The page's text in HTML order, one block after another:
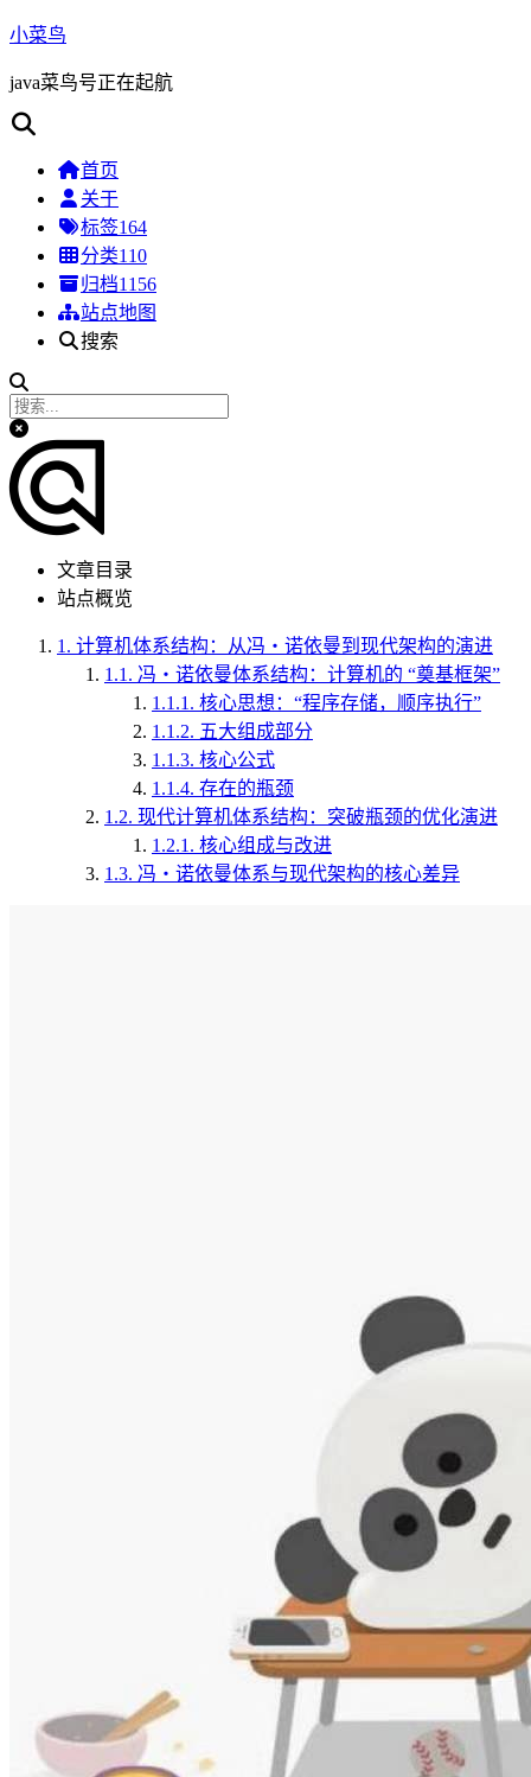
小菜鸟
java菜鸟号正在起航
首页
关于
标签164
分类110
归档1156
站点地图
搜索
文章目录
站点概览
1. 计算机体系结构：从冯・诺依曼到现代架构的演进
1.1. 冯・诺依曼体系结构：计算机的 “奠基框架”
1.1.1. 核心思想：“程序存储，顺序执行”
1.1.2. 五大组成部分
1.1.3. 核心公式
1.1.4. 存在的瓶颈
1.2. 现代计算机体系结构：突破瓶颈的优化演进
1.2.1. 核心组成与改进
1.3. 冯・诺依曼体系与现代架构的核心差异